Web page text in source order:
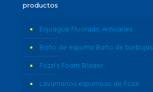
productos
Enjuague Fluorado Anticaries
Baño de espuma Baño de burbujas
Fozzi’s Foam Blaster
Lavamanos espumoso de Fozzi